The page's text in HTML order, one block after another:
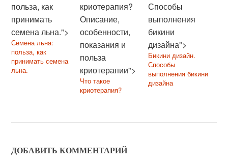
польза, как
принимать
семена льна.">
Семена льна:
польза, как
принимать семена
льна.
криотерапия?
Описание,
особенности,
показания и
польза
криотерапии">
Что такое
криотерапия?
Способы
выполнения
бикини
дизайна">
Бикини дизайн.
Способы
выполнения бикини
дизайна
ДОБАВИТЬ КОММЕНТАРИЙ